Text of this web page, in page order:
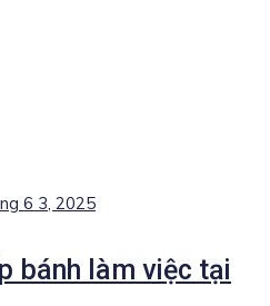
6 3, 2025
bánh làm việc tại